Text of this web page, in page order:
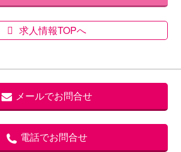
求人情報TOPへ
メールでお問合せ
電話でお問合せ